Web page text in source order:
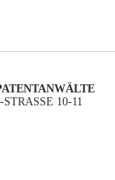
10-11